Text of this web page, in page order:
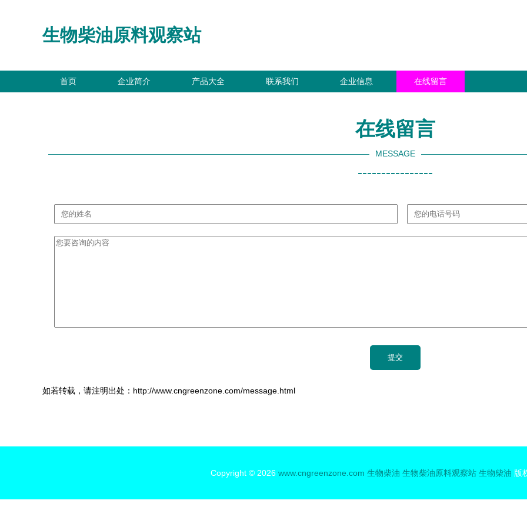
生物柴油原料观察站
首页 企业简介 产品大全 联系我们 企业信息 在线留言
在线留言
MESSAGE
----------------
如若转载，请注明出处：http://www.cngreenzone.com/message.html
Copyright © 2026 www.cngreenzone.com 生物柴油 生物柴油原料观察站 生物柴油 版